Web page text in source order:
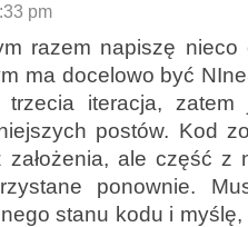
pm
razem napiszę nieco
ma docelowo być
iteracja,
postów. Kod
założenia, ale część
ponownie.
stanu kodu i